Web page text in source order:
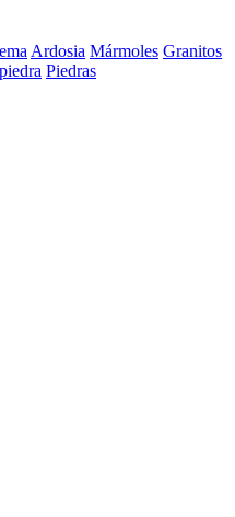
Ardosia Mármoles Granitos
Piedras